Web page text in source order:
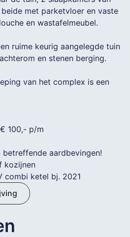
met parketvloer en vaste
en wastafelmeubel.
ruime keurig aangelegde tuin
en stenen berging.
van het complex is een
100,- p/m
betreffende aardbevingen!
kozijnen
combi ketel bj. 2021